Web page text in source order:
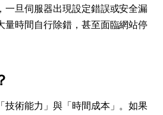
一旦伺服器出現設定錯誤或安全漏
量時間自行除錯，甚至面臨網站停
技術能力」與「時間成本」。如果